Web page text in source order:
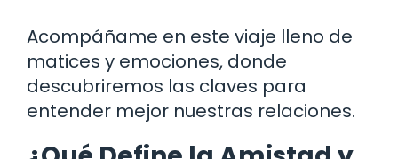
Acompáñame en este viaje lleno de
matices y emociones, donde
descubriremos las claves para
entender mejor nuestras relaciones.